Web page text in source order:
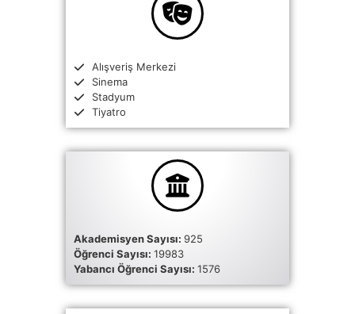
Alışveriş Merkezi
Sinema
Stadyum
Tiyatro
Akademisyen Sayısı: 925
Öğrenci Sayısı: 19983
Yabancı Öğrenci Sayısı: 1576